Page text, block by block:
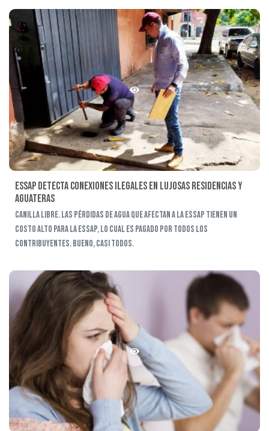
Essap detecta conexiones ilegales en lujosas residencias y
aguateras
Canilla libre. Las pérdidas de agua que afectan a la Essap tienen un
costo alto para la Essap, lo cual es pagado por todos los
contribuyentes. Bueno, casi todos.